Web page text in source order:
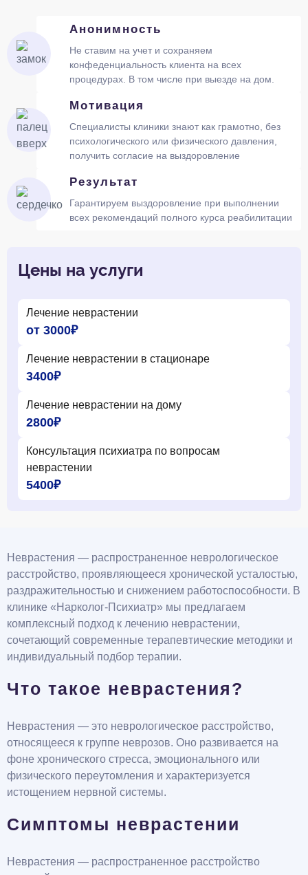
Анонимность
Не ставим на учет и сохраняем
конфеденциальность клиента на всех
процедурах. В том числе при выезде на дом.
Мотивация
Специалисты клиники знают как грамотно, без
психологического или физического давления,
получить согласие на выздоровление
Результат
Гарантируем выздоровление при выполнении
всех рекомендаций полного курса реабилитации
Цены на услуги
Лечение неврастении
от 3000₽
Лечение неврастении в стационаре
3400₽
Лечение неврастении на дому
2800₽
Консультация психиатра по вопросам
неврастении
5400₽
Неврастения — распространенное неврологическое
расстройство, проявляющееся хронической усталостью,
раздражительностью и снижением работоспособности. В
клинике «Нарколог-Психиатр» мы предлагаем
комплексный подход к лечению неврастении,
сочетающий современные терапевтические методики и
индивидуальный подбор терапии.
Что такое неврастения?
Неврастения — это неврологическое расстройство,
относящееся к группе неврозов. Оно развивается на
фоне хронического стресса, эмоционального или
физического переутомления и характеризуется
истощением нервной системы.
Симптомы неврастении
Неврастения — распространенное расстройство